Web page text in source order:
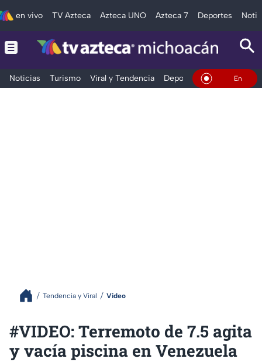
en vivo TV Azteca Azteca UNO Azteca 7 Deportes
Noticias Turismo Viral y Tendencia Deportes Espectáculos
En Vivo
Tendencia y Viral Video
#VIDEO: Terremoto de 7.5 agita
y vacía piscina en Venezuela